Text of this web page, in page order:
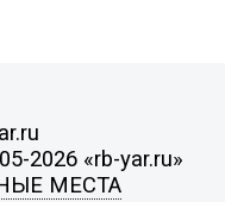
2026 «rb-yar.ru»
МЕСТА